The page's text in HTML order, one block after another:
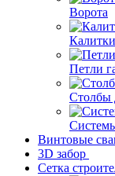
Ворота
Калитки
Петли
Столбы
Винтовые
3D забор
Сетка